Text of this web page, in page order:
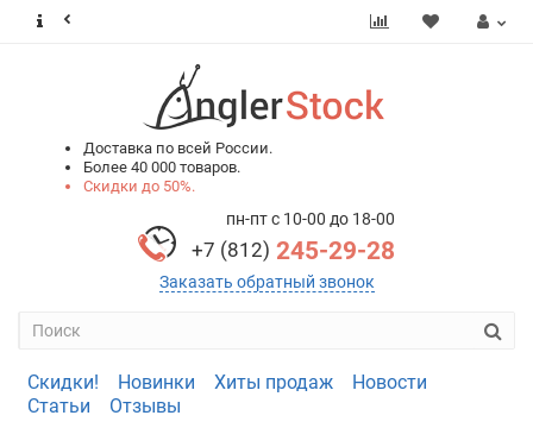
Доставка по всей России.
Более 40 000 товаров.
Скидки до 50%.
пн-пт с 10-00 до 18-00
+7 (812) 245-29-28
Заказать обратный звонок
Скидки! Новинки Хиты продаж
Новости
Статьи
Отзывы